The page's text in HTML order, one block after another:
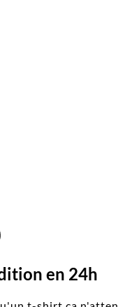
en 24h